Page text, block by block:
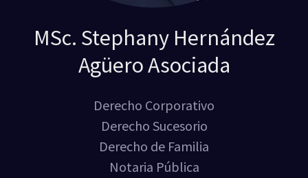
MSc. Stephany Hernández
Agüero Asociada
Derecho Corporativo
Derecho Sucesorio
Derecho de Familia
Notaria Pública